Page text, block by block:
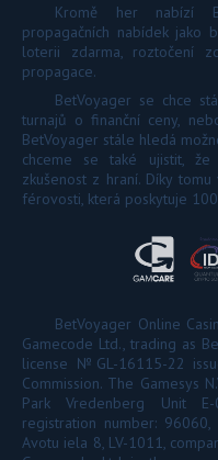
Kromě her nabízí
propagačních nabídek jako
loterii zdarma, roztočení
propagace.
BetVoyager se chce
turnajů o finanční ceny,
BetVoyager stále hledá
chceme se také ujistit,
zkušenost z hraní. Díky
férovosti, která poskytuje
BetVoyager Online
Gamecode Ltd., trading as
license №GL-16115-22
Commission. The Gamesys
Park Vredenberg Unit E-
registration number: 96060,
Avotu iela 8, LV-1011,